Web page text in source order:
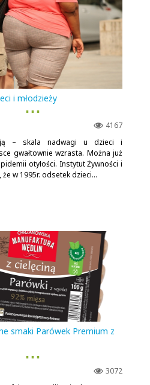
i młodzieży
▪ ▪ ▪
4167
– skala nadwagi u dzieci i
gwałtownie wzrasta. Można już
otyłości. Instytut Żywności i
że w 1995r. odsetek dzieci...
smaki Parówek Premium z
▪ ▪ ▪
3072